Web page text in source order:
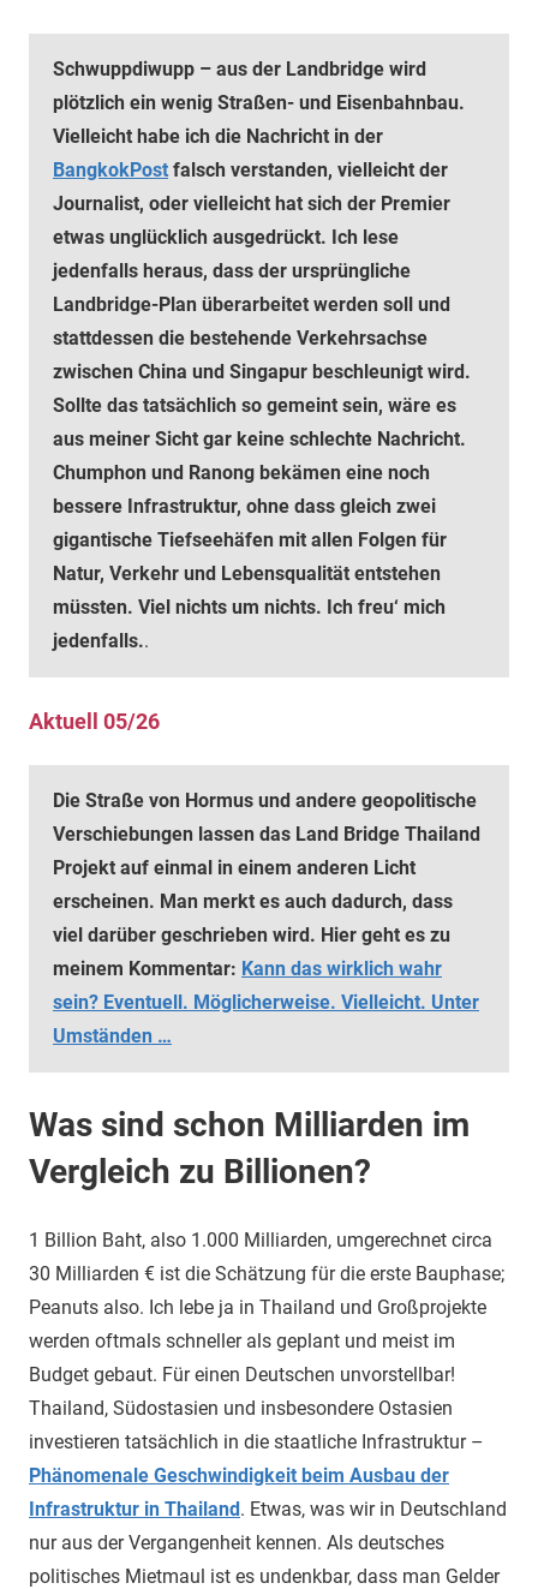
Schwuppdiwupp – aus der Landbridge wird
plötzlich ein wenig Straßen- und Eisenbahnbau.
Vielleicht habe ich die Nachricht in der
BangkokPost falsch verstanden, vielleicht der
Journalist, oder vielleicht hat sich der Premier
etwas unglücklich ausgedrückt. Ich lese
jedenfalls heraus, dass der ursprüngliche
Landbridge-Plan überarbeitet werden soll und
stattdessen die bestehende Verkehrsachse
zwischen China und Singapur beschleunigt wird.
Sollte das tatsächlich so gemeint sein, wäre es
aus meiner Sicht gar keine schlechte Nachricht.
Chumphon und Ranong bekämen eine noch
bessere Infrastruktur, ohne dass gleich zwei
gigantische Tiefseehäfen mit allen Folgen für
Natur, Verkehr und Lebensqualität entstehen
müssten. Viel nichts um nichts. Ich freu‘ mich
jedenfalls..
Aktuell 05/26
Die Straße von Hormus und andere geopolitische
Verschiebungen lassen das Land Bridge Thailand
Projekt auf einmal in einem anderen Licht
erscheinen. Man merkt es auch dadurch, dass
viel darüber geschrieben wird. Hier geht es zu
meinem Kommentar: Kann das wirklich wahr
sein? Eventuell. Möglicherweise. Vielleicht. Unter
Umständen …
Was sind schon Milliarden im
Vergleich zu Billionen?
1 Billion Baht, also 1.000 Milliarden, umgerechnet circa
30 Milliarden € ist die Schätzung für die erste Bauphase;
Peanuts also. Ich lebe ja in Thailand und Großprojekte
werden oftmals schneller als geplant und meist im
Budget gebaut. Für einen Deutschen unvorstellbar!
Thailand, Südostasien und insbesondere Ostasien
investieren tatsächlich in die staatliche Infrastruktur –
Phänomenale Geschwindigkeit beim Ausbau der
Infrastruktur in Thailand. Etwas, was wir in Deutschland
nur aus der Vergangenheit kennen. Als deutsches
politisches Mietmaul ist es undenkbar, dass man Gelder